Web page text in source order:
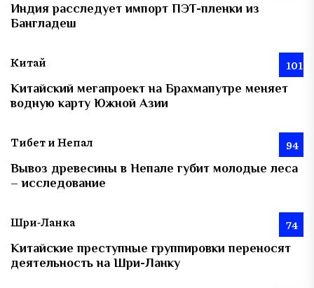
Индия расследует импорт ПЭТ-пленки из
Бангладеш
Китай 101
Китайский мегапроект на Брахмапутре меняет
водную карту Южной Азии
Тибет и Непал 94
Вывоз древесины в Непале губит молодые леса
– исследование
Шри-Ланка 74
Китайские преступные группировки переносят
деятельность на Шри-Ланку